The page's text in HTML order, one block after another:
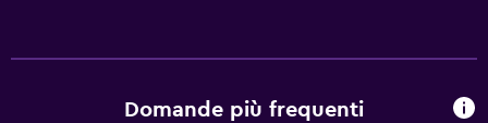
Domande più frequenti